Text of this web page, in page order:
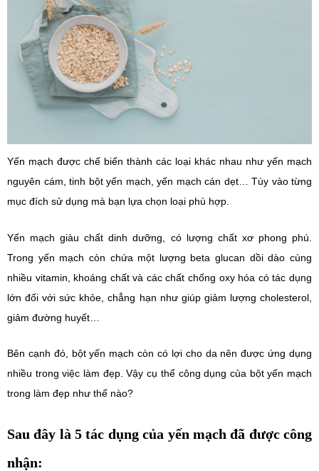
Yến mạch được chế biến thành các loại khác nhau như yến mạch
nguyên cám, tinh bột yến mạch, yến mạch cán dẹt… Tùy vào từng
mục đích sử dụng mà bạn lựa chọn loại phù hợp.
Yến mạch giàu chất dinh dưỡng, có lượng chất xơ phong phú.
Trong yến mạch còn chứa một lượng beta glucan dồi dào cùng
nhiều vitamin, khoáng chất và các chất chống oxy hóa có tác dụng
lớn đối với sức khỏe, chẳng hạn như giúp giảm lượng cholesterol,
giảm đường huyết…
Bên cạnh đó, bột yến mạch còn có lợi cho da nên được ứng dụng
nhiều trong việc làm đẹp. Vậy cụ thể công dụng của bột yến mạch
trong làm đẹp như thế nào?
Sau đây là 5 tác dụng của yến mạch đã được công
nhận: